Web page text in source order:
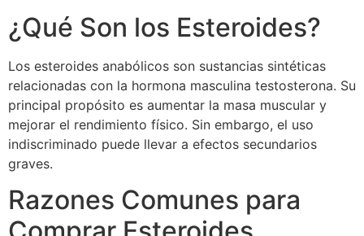
¿Qué Son los Esteroides?
Los esteroides anabólicos son sustancias sintéticas
relacionadas con la hormona masculina testosterona. Su
principal propósito es aumentar la masa muscular y
mejorar el rendimiento físico. Sin embargo, el uso
indiscriminado puede llevar a efectos secundarios
graves.
Razones Comunes para